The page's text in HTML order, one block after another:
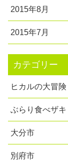
2015年8月
2015年7月
カテゴリー
ヒカルの大冒険
ぶらり食べザキ
大分市
別府市